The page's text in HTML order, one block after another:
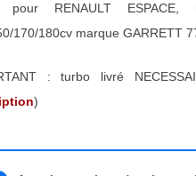
pour RENAULT
170/180cv marque GARRETT
: turbo livré
)